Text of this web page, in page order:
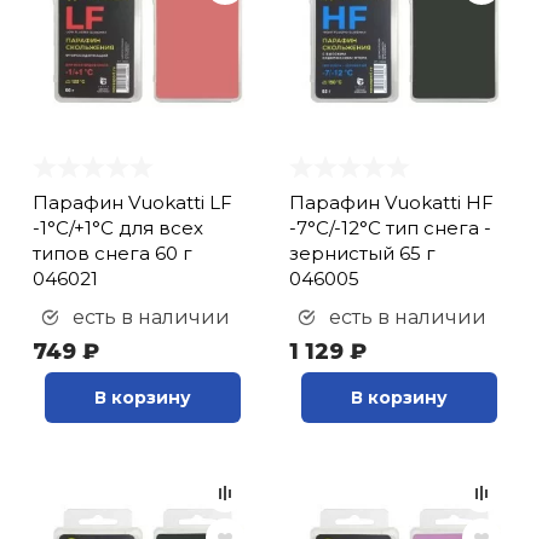
Парафин Vuokatti LF
-1°С/+1°С для всех
типов снега 60 г
046021
есть в наличии
749 ₽
В корзину
Парафин Vuokatti HF
-7°С/-12°С тип снега -
зернистый 65 г
046005
есть в наличии
1 129 ₽
В корзину